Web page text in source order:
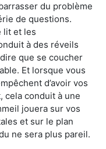
du problème
de questions.
lit et les
à des réveils
que se coucher
Et lorsque vous
d’avoir vos
cela conduit à une
jouera sur vos
et sur le plan
ne sera plus pareil.